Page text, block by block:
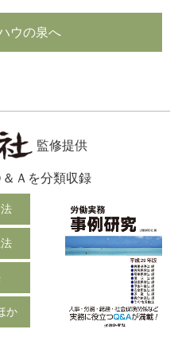
ウの泉へ
監修提供
Ａを分類収録
か